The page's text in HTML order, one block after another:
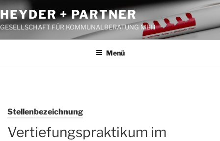
Zum
Inhalt
springen
HEYDER + PARTNER
GESELLSCHAFT FÜR KOMMUNALBERATUNG MBH
Menü
Stellenbezeichnung
Vertiefungspraktikum im